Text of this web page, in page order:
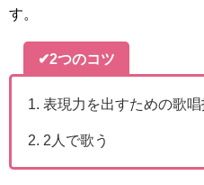
す。
✔2つのコツ
表現力を出すための歌
2人で歌う